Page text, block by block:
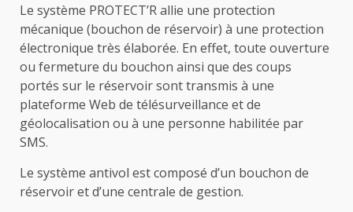
Le système PROTECT’R allie une protection
mécanique (bouchon de réservoir) à une protection
électronique très élaborée. En effet, toute ouverture
ou fermeture du bouchon ainsi que des coups
portés sur le réservoir sont transmis à une
plateforme Web de télésurveillance et de
géolocalisation ou à une personne habilitée par
SMS.
Le système antivol est composé d’un bouchon de
réservoir et d’une centrale de gestion.